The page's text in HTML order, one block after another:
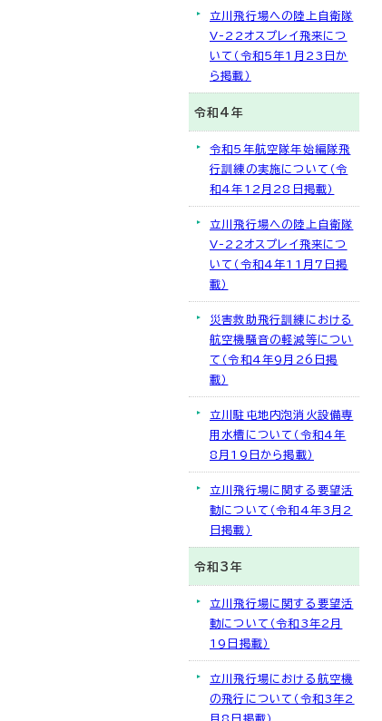
立川飛行場への陸上自衛隊
V-22オスプレイ飛来につ
いて（令和5年1月23日か
ら掲載）
令和4年
令和5年航空隊年始編隊飛
行訓練の実施について（令
和4年12月28日掲載）
立川飛行場への陸上自衛隊
V-22オスプレイ飛来につ
いて（令和4年11月7日掲
載）
災害救助飛行訓練における
航空機騒音の軽減等につい
て（令和4年9月26日掲
載）
立川駐屯地内泡消火設備専
用水槽について（令和4年
8月19日から掲載）
立川飛行場に関する要望活
動について（令和4年3月2
日掲載）
令和3年
立川飛行場に関する要望活
動について（令和3年2月
19日掲載）
立川飛行場における航空機
の飛行について（令和3年2
月8日掲載）